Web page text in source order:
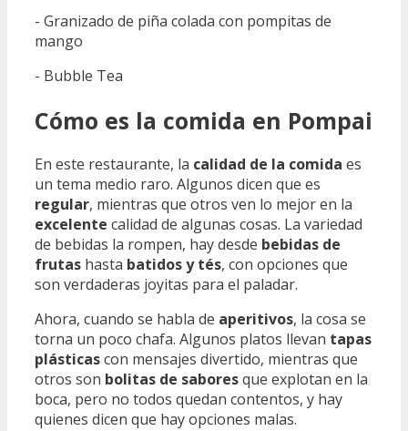
- Granizado de piña colada con pompitas de
mango
- Bubble Tea
Cómo es la comida en Pompai
En este restaurante, la calidad de la comida es
un tema medio raro. Algunos dicen que es
regular, mientras que otros ven lo mejor en la
excelente calidad de algunas cosas. La variedad
de bebidas la rompen, hay desde bebidas de
frutas hasta batidos y tés, con opciones que
son verdaderas joyitas para el paladar.
Ahora, cuando se habla de aperitivos, la cosa se
torna un poco chafa. Algunos platos llevan tapas
plásticascon mensajes divertido, mientras que
otros son bolitas de saboresque explotan en la
boca, pero no todos quedan contentos, y hay
quienes dicen que hay opciones malas.